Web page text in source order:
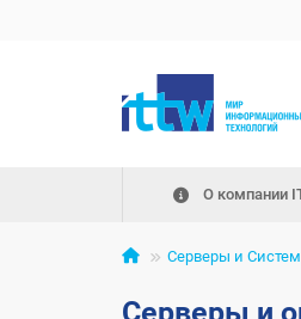
О компании
Серверы и